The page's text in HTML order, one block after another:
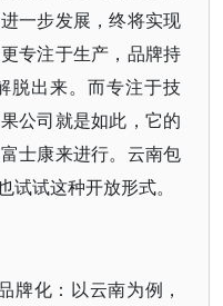
一步发展，终将实现
专注于生产，品牌持
脱出来。而专注于技
公司就是如此，它的
士康来进行。云南包
试这种开放形式。
牌化：以云南为例，